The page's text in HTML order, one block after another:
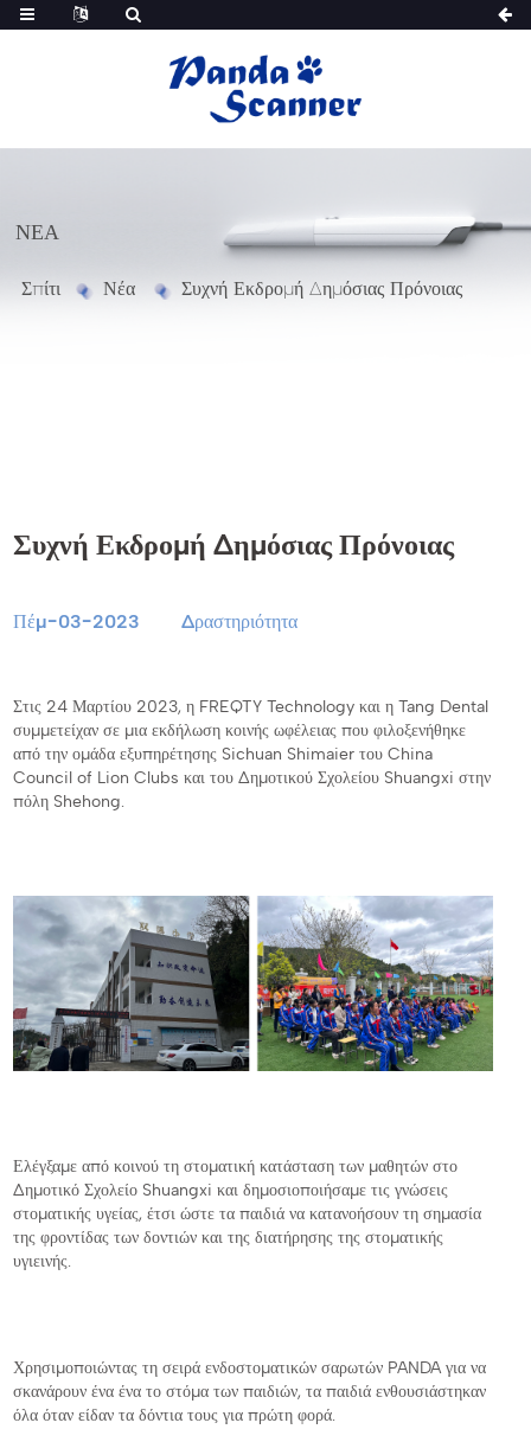
ΝΈΑ
Σπίτι Νέα Συχνή Εκδρομή Δημόσιας Πρόνοιας
Συχνή Εκδρομή Δημόσιας Πρόνοιας
Πέμ-03-2023 Δραστηριότητα
Στις 24 Μαρτίου 2023, η FREQTY Technology και η Tang Dental
συμμετείχαν σε μια εκδήλωση κοινής ωφέλειας που φιλοξενήθηκε
από την ομάδα εξυπηρέτησης Sichuan Shimaier του China
Council of Lion Clubs και του Δημοτικού Σχολείου Shuangxi στην
πόλη Shehong.
Ελέγξαμε από κοινού τη στοματική κατάσταση των μαθητών στο
Δημοτικό Σχολείο Shuangxi και δημοσιοποιήσαμε τις γνώσεις
στοματικής υγείας, έτσι ώστε τα παιδιά να κατανοήσουν τη σημασία
της φροντίδας των δοντιών και της διατήρησης της στοματικής
υγιεινής.
Χρησιμοποιώντας τη σειρά ενδοστοματικών σαρωτών PANDA για να
σκανάρουν ένα ένα το στόμα των παιδιών, τα παιδιά ενθουσιάστηκαν
όλα όταν είδαν τα δόντια τους για πρώτη φορά.